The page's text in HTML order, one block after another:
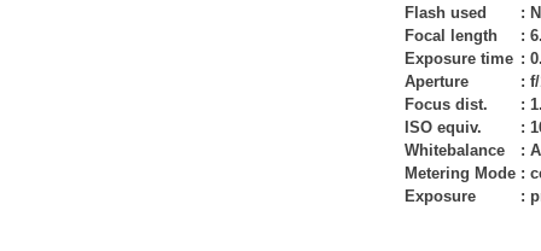
Flash used
:
Focal length
:
Exposure time :
Aperture
:
Focus dist.
:
ISO equiv.
:
Whitebalance
:
Metering Mode :
Exposure
: